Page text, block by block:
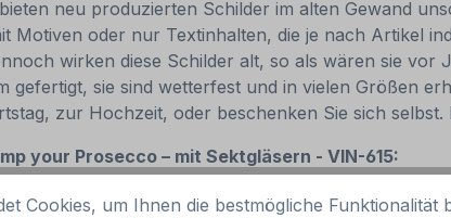
neu produzierten Schilder im alten Gewand
oder nur Textinhalten, die je nach Artikel
wirken diese Schilder alt, so als wären sie
sie sind wetterfest und in vielen Größen
zur Hochzeit, oder beschenken Sie sich
your Prosecco – mit Sektgläsern - VIN-615:
Cookies, um Ihnen die bestmögliche Funktionalität